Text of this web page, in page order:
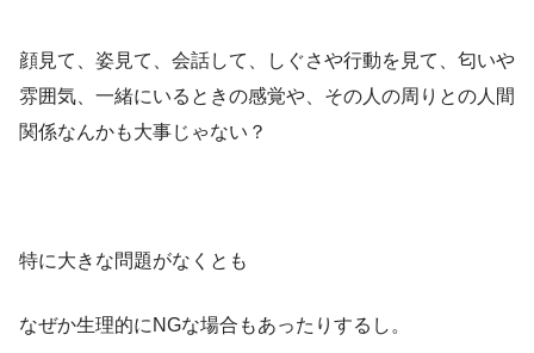
顔見て、姿見て、会話して、しぐさや行動を見て、匂いや
雰囲気、一緒にいるときの感覚や、その人の周りとの人間
関係なんかも大事じゃない？
特に大きな問題がなくとも
なぜか生理的にNGな場合もあったりするし。